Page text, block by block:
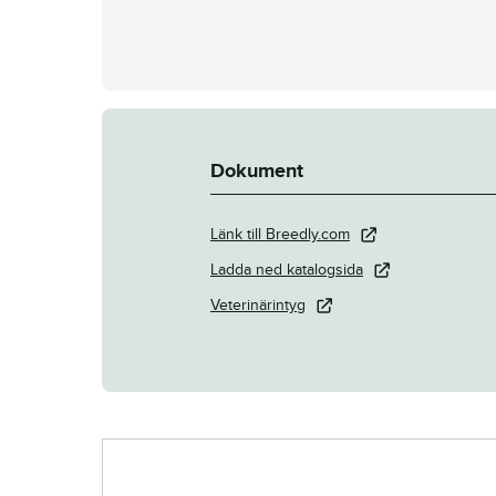
Dokument
Länk till Breedly.com
Ladda ned katalogsida
Veterinärintyg